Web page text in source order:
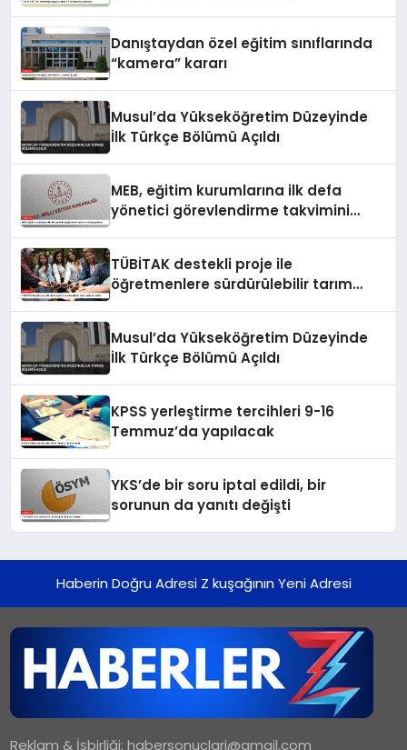
Danıştaydan özel eğitim sınıflarında
“kamera” kararı
Musul’da Yükseköğretim Düzeyinde
İlk Türkçe Bölümü Açıldı
MEB, eğitim kurumlarına ilk defa
yönetici görevlendirme takvimini
TÜBİTAK destekli proje ile
öğretmenlere sürdürülebilir tarım
Musul’da Yükseköğretim Düzeyinde
İlk Türkçe Bölümü Açıldı
KPSS yerleştirme tercihleri 9-16
Temmuz’da yapılacak
YKS’de bir soru iptal edildi, bir
sorunun da yanıtı değişti
Haberin Doğru Adresi Z kuşağının Yeni Adresi
Reklam & İşbirliği:habersonuclari@gmail.com